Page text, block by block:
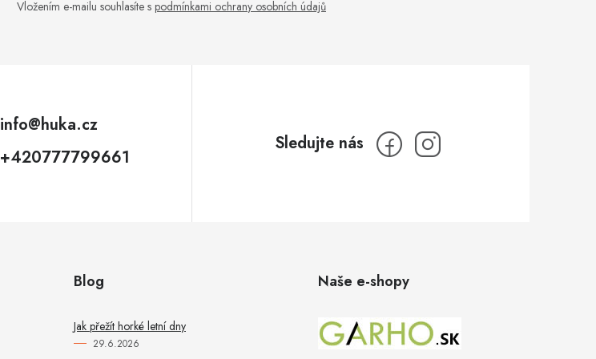
Vložením e-mailu souhlasíte s podmínkami ochrany osobních údajů
info@huka.cz
+420777799661
Blog
Jak přežít horké letní dny
29.6.2026
Naše e-shopy